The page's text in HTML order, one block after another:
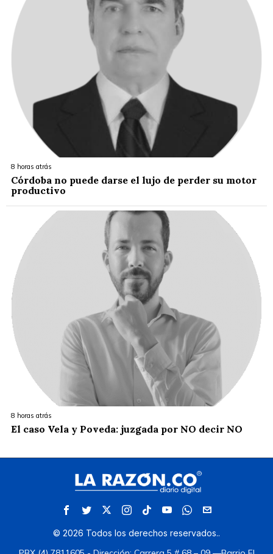
8 horas atrás
Córdoba no puede darse el lujo de perder su motor
productivo
8 horas atrás
El caso Vela y Poveda: juzgada por NO decir NO
© 2026 Todos los derechos reservados..